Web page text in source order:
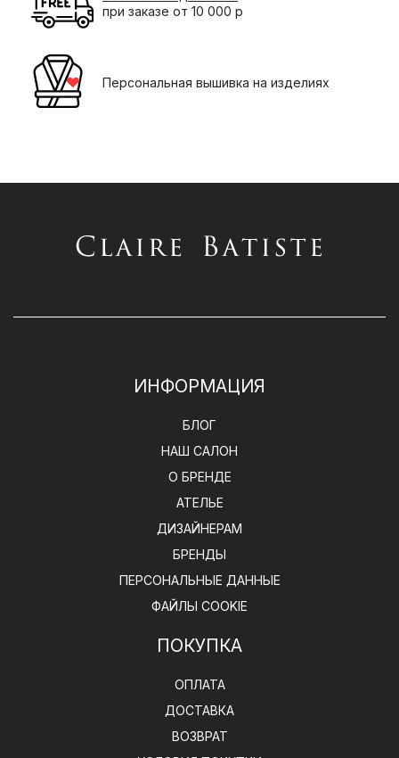
при заказе от 10 000 р
Персональная вышивка на изделиях
ИНФОРМАЦИЯ
БЛОГ
НАШ САЛОН
О БРЕНДЕ
АТЕЛЬЕ
ДИЗАЙНЕРАМ
БРЕНДЫ
ПЕРСОНАЛЬНЫЕ ДАННЫЕ
ФАЙЛЫ COOKIE
ПОКУПКА
ОПЛАТА
ДОСТАВКА
ВОЗВРАТ